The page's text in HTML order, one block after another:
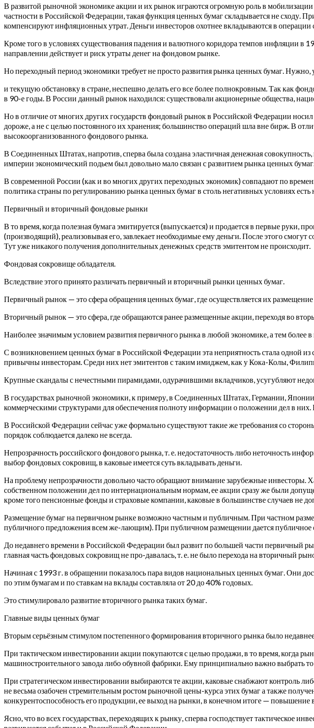
В развитой рыночной экономике акции и их рынок играются огромную роль в
частности в Российской Федерации, такая функция ценных бумаг складывается не сходу.
компенсируют инфляционных утрат. Деньги инвесторов охотнее вкладываются в операции
Кроме того в условиях существования падения и валютного коридора темпов инфляции
направлении действует и риск утраты денег на фондовом рынке.
Но переходный период экономики требует не просто развития рынка ценных бумаг.
и текущую обстановку в стране, неспешно делать его все более полнокровным. Так как
в 90-е годы. В России данный рынок находился: существовали акционерные общества,
Но в отличие от многих других государств фондовый рынок в Российской Федерации
дороже, а не с целью постоянного их хранения; большинство операций шла вне бирж. В
высокоорганизованного фондового рынка.
В Соединенных Штатах, напротив, сперва была создана эластичная денежная
империи экономический подьем был довольно мало связан с развитием рынка ценных
В современной России (как и во многих других переходных экономик) совпадают по
политика страны по регулированию рынка ценных бумаг в столь негативных условиях
Первичный и вторичный фондовые рынки
В то время, когда полезная бумага эмитируется (выпускается) и продается в первые руки,
(производящий), реализовывая его, завлекает необходимые ему деньги. После этого смогут
Тут уже никакого получения дополнительных денежных средств эмитентом не происходит.
Фондовая сокровище обладателя.
Вследствие этого принято различать первичный и вторичный рынки ценных бумаг.
Первичный рынок — это сфера обращения ценных бумаг, где осуществляется их
Вторичный рынок — это сфера, где обращаются ранее размещенные акции, переходя во
Наиболее значимым условием развития первичного рынка в любой экономике, а тем более
С возникновением ценных бумаг в Российской Федерации эта неприятность стала одной
привычны инвесторам. Среди них нет эмитентов с таким имиджем, как у Кока-Колы,
Крупные скандалы с нечестными пирамидами, одурачившими вкладчиков, усугубляют
В государствах рыночной экономики, к примеру, в Соединенных Штатах, Германии,
коммерческими структурами для обеспечения полноту информации о положении дел в них.
В Российской Федерации сейчас уже формально существуют такие же требования со
порядок соблюдается далеко не всегда.
Непрозрачность российского фондового рынка, т. е. недостаточность либо неточность
выбор фондовых сокровищ, в каковые имеется суть вкладывать деньги.
На проблему непрозрачности довольно часто обращают внимание зарубежные инвесторы.
собственном положении дел по интернациональным нормам, ее акции сразу же были
кроме того пенсионные фонды и страховые компании, каковые в большинстве случаев
Размещение бумаг на первичном рынке возможно частным и публичным. При частном
публичного предложения всем же-лающим). При публичном размещении дается
До недавнего времени в Российской Федерации был развит по большей части
главная часть фондовых сокровищ не про-давалась, т. е. не было перехода на вторичный
Начиная с 1993 г. в обращении показалось пара видов национальных ценных бумаг. Они
по этим бумагам и по ставкам на вклады составляла от 20 до 40% годовых.
Это стимулировало развитие вторичного рынка таких бумаг.
Главные виды ценных бумаг
Вторым серьёзным стимулом постепенного формирования вторичного рынка было
При тактическом инвестировании акции покупаются с целью продажи, в то время, когда
машиностроительного завода либо обувной фабрики. Ему принципиально важно выбрать
При стратегическом инвестировании выбираются те акции, каковые снабжают контроль
не весьма озабочен стремительным ростом рыночной цены-курса этих бумаг а также
конкурентоспособность его продукции, ее выход на рынки, в конечном итоге — повышение
Ясно, что во всех государствах, переходящих к рынку, сперва господствует тактическое